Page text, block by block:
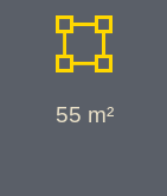
55 m²